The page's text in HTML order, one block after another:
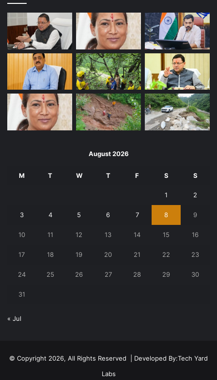
August 2026
M T W T F S S
1 2
3 4 5 6 7 8 9
10 11 12 13 14 15 16
17 18 19 20 21 22 23
24 25 26 27 28 29 30
31
« Jul
© Copyright 2026, All Rights Reserved | Developed By:Tech Yard
Labs